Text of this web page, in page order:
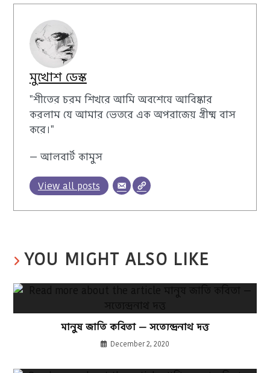
মুখোশ ডেস্ক
"শীতের চরম শিখরে আমি অবশেষে আবিষ্কার
করলাম যে আমার ভেতরে এক অপরাজেয় গ্রীষ্ম বাস
করে।"
— আলবার্ট কামুস
View all posts
YOU MIGHT ALSO LIKE
মানুষ জাতি কবিতা — সত্যেন্দ্রনাথ দত্ত
December 2, 2020